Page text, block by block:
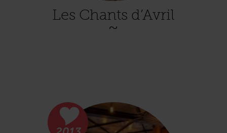
Les Chants d’Avril